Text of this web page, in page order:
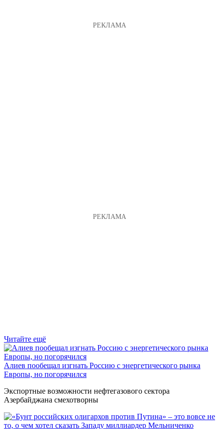
Читайте ещё
Алиев пообещал изгнать Россию с энергетического рынка
Европы, но погорячился
Экспортные возможности нефтегазового сектора
Азербайджана смехотворны